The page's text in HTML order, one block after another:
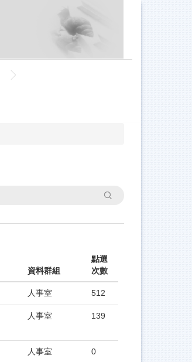
搜尋
資料群組
點選
次數
人事室 512
人事室 139
人事室 0